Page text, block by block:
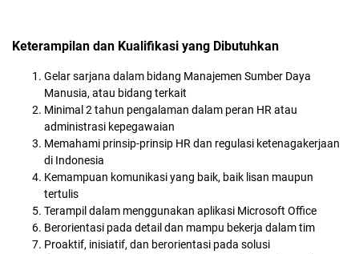
Keterampilan dan Kualifikasi yang Dibutuhkan
Gelar sarjana dalam bidang Manajemen Sumber Daya
Manusia, atau bidang terkait
Minimal 2 tahun pengalaman dalam peran HR atau
administrasi kepegawaian
Memahami prinsip-prinsip HR dan regulasi ketenagakerjaan
di Indonesia
Kemampuan komunikasi yang baik, baik lisan maupun
tertulis
Terampil dalam menggunakan aplikasi Microsoft Office
Berorientasi pada detail dan mampu bekerja dalam tim
Proaktif, inisiatif, dan berorientasi pada solusi